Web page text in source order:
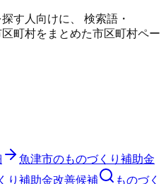
探す人向けに、 検索語・
町村をまとめた市区町村ペー
魚津市のものづくり補助金
り補助金改善候補
ものづく